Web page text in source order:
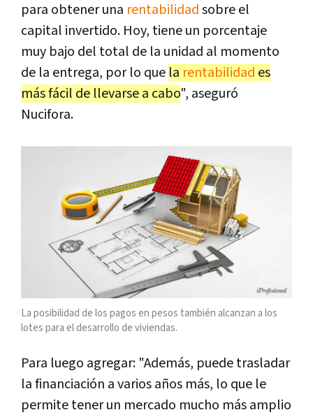
para obtener una rentabilidadsobre el
capital invertido. Hoy, tiene un porcentaje
muy bajo del total de la unidad al momento
de la entrega, por lo que la rentabilidad es
más fácil de llevarse a cabo", aseguró
Nucifora.
La posibilidad de los pagos en pesos también alcanzan a los
lotes para el desarrollo de viviendas.
Para luego agregar: "Además, puede trasladar
la financiación a varios años más, lo que le
permite tener un mercado mucho más amplio